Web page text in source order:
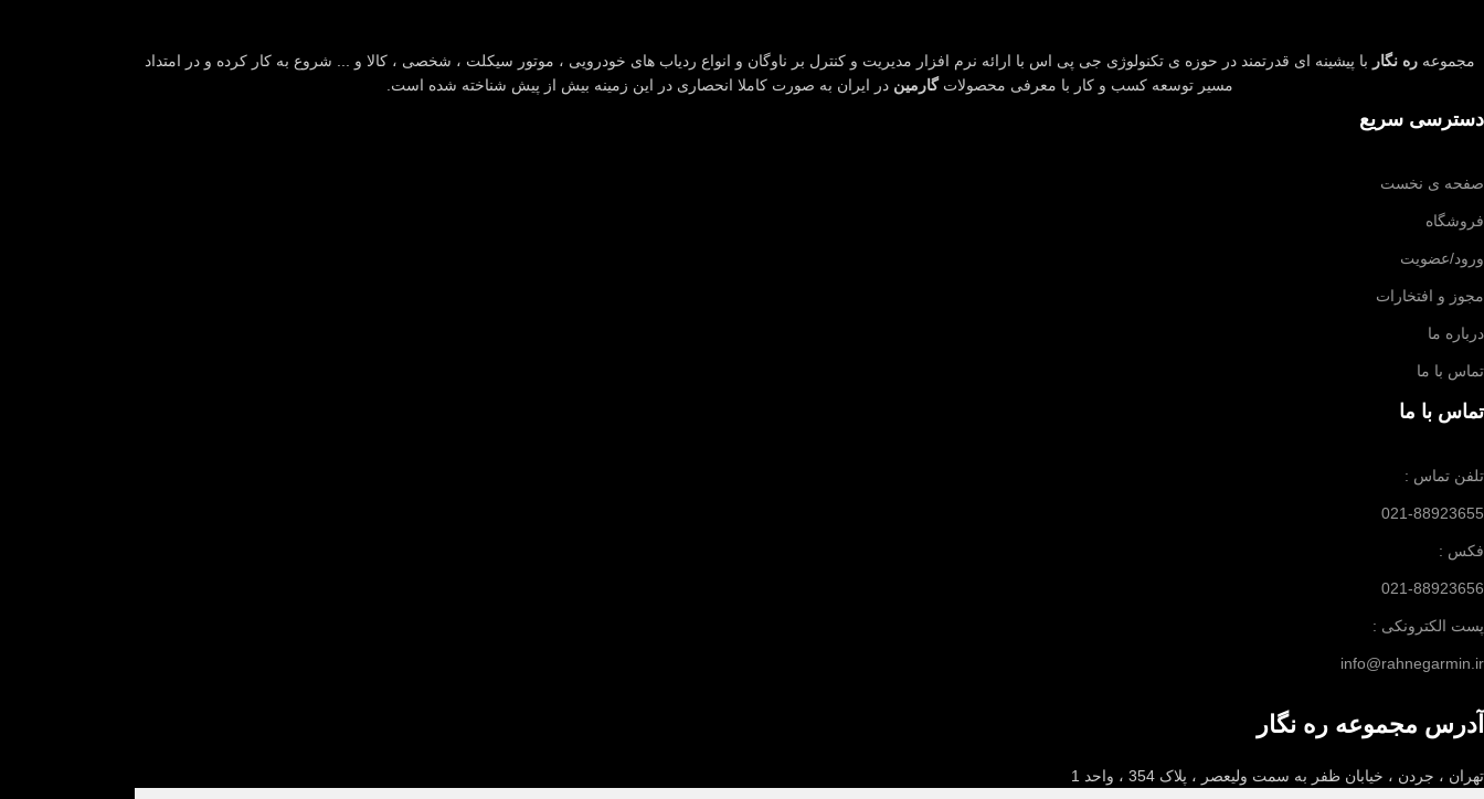
مجموعهره نگار با پیشینه ای قدرتمند در حوزه ی تکنولوژی جی پی اس با ارائه نرم افزار مدیریت و کنترل بر ناوگان و انواع ردیاب های خودرویی ، موتور سیکلت ، شخصی ، کالا و ... شروع به کار کرده و در امتداد
مسیر توسعه کسب و کار با معرفی محصولاتگارمین در ایران به صورت کاملا انحصاری در این زمینه بیش از پیش شناخته شده است.
دسترسی سریع
صفحه ی نخست
فروشگاه
ورود/عضویت
مجوز و افتخارات
درباره ما
تماس با ما
تماس با ما
تلفن تماس :
021-88923655
فکس :
021-88923656
پست الکترونکی :
info@rahnegarmin.ir
آدرس مجموعه ره نگار
تهران ، جردن ، خیابان ظفر به سمت ولیعصر ، پلاک 354 ، واحد 1